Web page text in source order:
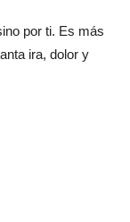
por ti. Es más
ira, dolor y